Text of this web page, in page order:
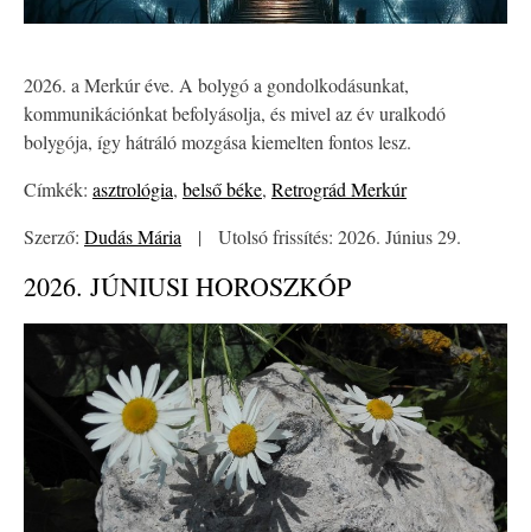
2026. a Merkúr éve. A bolygó a gondolkodásunkat,
kommunikációnkat befolyásolja, és mivel az év uralkodó
bolygója, így hátráló mozgása kiemelten fontos lesz.
Címkék: asztrológia, belső béke, Retrográd Merkúr
Szerző: Dudás Mária | Utolsó frissítés: 2026. Június 29.
2026. JÚNIUSI HOROSZKÓP